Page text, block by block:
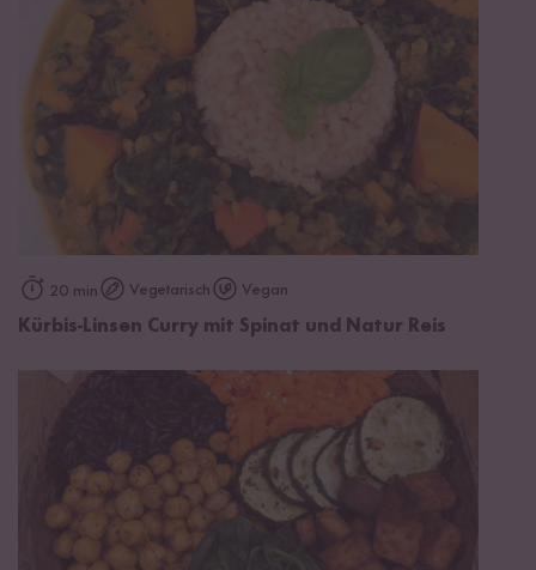
20 min Vegetarisch Vegan
Kürbis-Linsen Curry mit Spinat und Natur Reis